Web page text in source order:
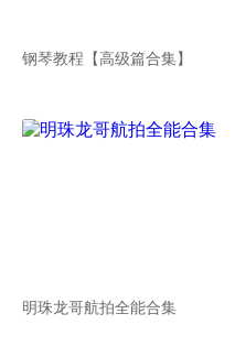
钢琴教程【高级篇合集】
明珠龙哥航拍全能合集